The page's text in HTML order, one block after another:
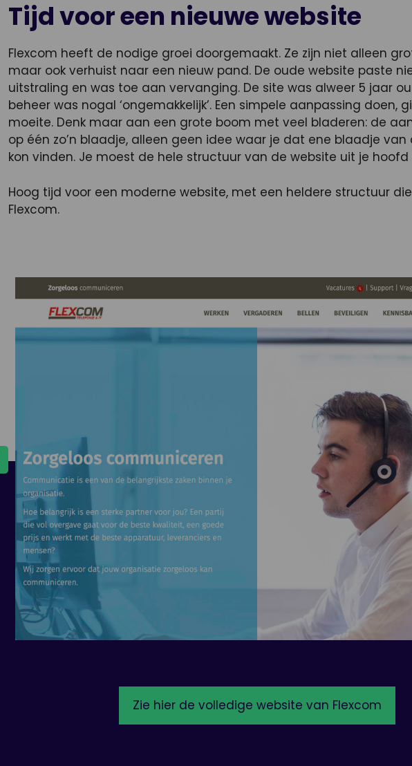
Tijd voor een nieuwe website
Flexcom heeft de nodige groei doorgemaakt. Ze zijn niet alleen
maar ook verhuist naar een nieuw pand. De oude website paste
uitstraling en was toe aan vervanging. De site was alweer 5 jaar
beheer was nogal ‘ongemakkelijk’. Een simpele aanpassing doen,
moeite. Denk maar aan een grote boom met veel bladeren: de
op één zo’n blaadje, alleen geen idee waar je dat ene blaadje
kon vinden. Je moest de hele structuur van de website uit je hoofd
Hoog tijd voor een moderne website, met een heldere structuur
Flexcom.
Zie hier de volledige website van Flexcom